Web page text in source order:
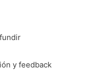
y feedback